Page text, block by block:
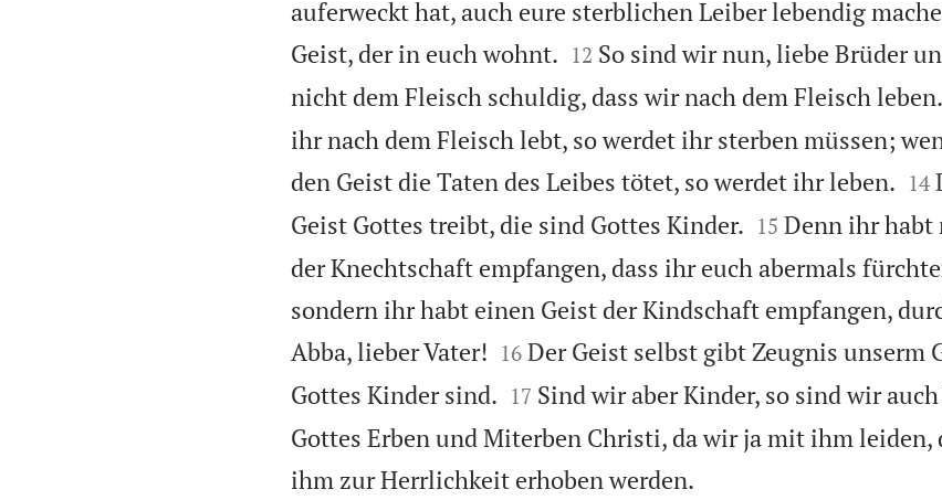
auferweckt hat, auch eure sterblichen Leiber lebendig
Geist, der in euch wohnt.
12 So sind wir nun, liebe Brüder
nicht dem Fleisch schuldig, dass wir nach dem Fleisch leben.
ihr nach dem Fleisch lebt, so werdet ihr sterben müssen;
den Geist die Taten des Leibes tötet, so werdet ihr leben.
14
Geist Gottes treibt, die sind Gottes Kinder.
15 Denn ihr habt
der Knechtschaft empfangen, dass ihr euch abermals
sondern ihr habt einen Geist der Kindschaft empfangen,
Abba, lieber Vater!
16 Der Geist selbst gibt Zeugnis unserm
Gottes Kinder sind.
17 Sind wir aber Kinder, so sind wir
Gottes Erben und Miterben Christi, da wir ja mit ihm
ihm zur Herrlichkeit erhoben werden.